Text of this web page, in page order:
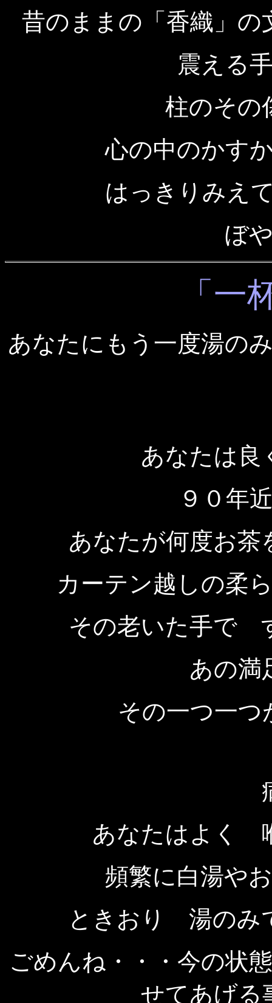
昔のままの「香織」
震える
柱のその
心の中のかす
はっきりみえ
ぼ
「一
あなたにもう一度湯の
あなたは良
９０年
あなたが何度お茶
カーテン越しの柔
その老いた手で
あの満
その一つ一
あなたはよく
頻繁に白湯や
ときおり 湯のみ
ごめんね・・・今の状
せてあげる